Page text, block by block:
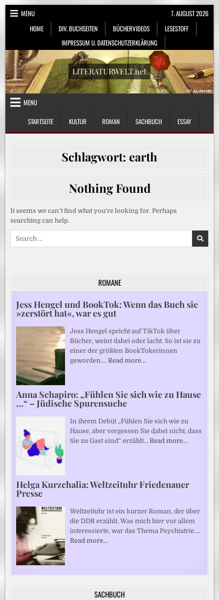
Skip
MENU
HOME
DIV. BUCHSEITEN BÜCHERVIDEOS
LESESTOFF
IMPRESSUM U. DATENSCHUTZERKLÄRUNG
7. AUGUST 2026
LITERATURWELT.net
MENU
STARTSEITE
KULTUR ROMAN SACHBUCH ESSAY
Schlagwort: earth
Nothing Found
It seems we can’t find what you’re looking for. Perhaps
searching can help.
ROMANE
Jess Hengel und BookTok: Wenn das Buch sie
»zerstört hat«, war es gut
Jess Hengel spricht auf TikTok über
Bücher, weint dabei oder lacht. So ist sie zu
einer der größten BookTokerinnen
geworden.…Read more…
Anna Schapiro: „Fühlen Sie sich wie zu Hause
…“ – Jüdische Spurensuche
In ihrem Debüt „Fühlen Sie sich wie zu
Hause, aber vergessen Sie dabei nicht, dass
Sie zu Gast sind“ erzählt…Read more…
Helga Kurzchalia: Weltzeituhr Friedenauer
Presse
Weltzeituhr ist ein kurzer Roman, der über
die DDR erzählt. Was mich hier vor allem
interessierte, war das Thema Psychiatrie.…
Read more…
SACHBUCH